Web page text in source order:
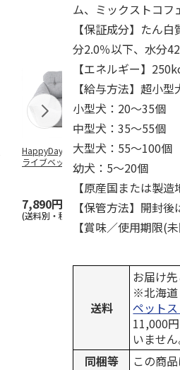
HappyDays 2wayド
ライブベッド グレ
7,890円
(送料別・税込)
獣医師開発 ニオイ
をとる砂専用 猫ト
イレ ナチュラルグ
レー
1,550円
(送料別・税込)
ム、ミックストコフ
【保証成分】たん
分2.0％以下、水分
【エネルギー】
【給与方法】超小
小型犬：20～35個
中型犬：35～55個
大型犬：55～100個
幼犬：5～20個
【原産国または製造
【保管方法】開封
【賞味／使用期限(
送料
お届け
※北海道
ペット
11,000
いませ
同梱等
この商